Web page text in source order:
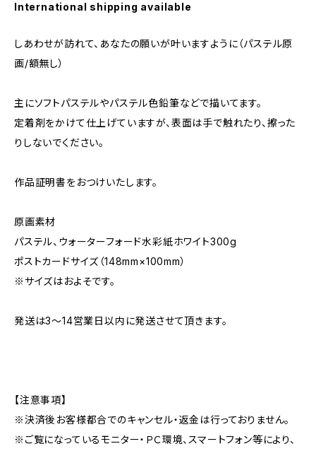
International shipping available
しあわせが訪れて、あなたの願いが叶いますように（パステル原
画/額無し）
主にソフトパステルやパステル色鉛筆などで描いてます。
定着剤をかけて仕上げていますが、表面は手で触れたり、擦った
りしないでください。
作品証明書をおつけいたします。
原画素材
パステル、ウォーターフォード水彩紙ホワイト300g
ポストカードサイズ（148mm×100mm）
※サイズはおよそです。
発送は3～14営業日以内に発送させて頂きます。
【注意事項】
※決済後お客様都合でのキャンセル・返金は行っておりません。
※ご覧になっているモニター・ＰＣ環境、スマートフォン等により、